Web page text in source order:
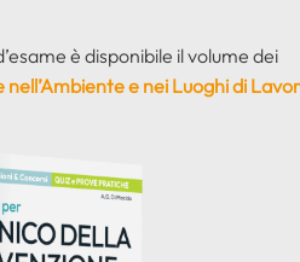
è disponibile il volume dei
e nei Luoghi di